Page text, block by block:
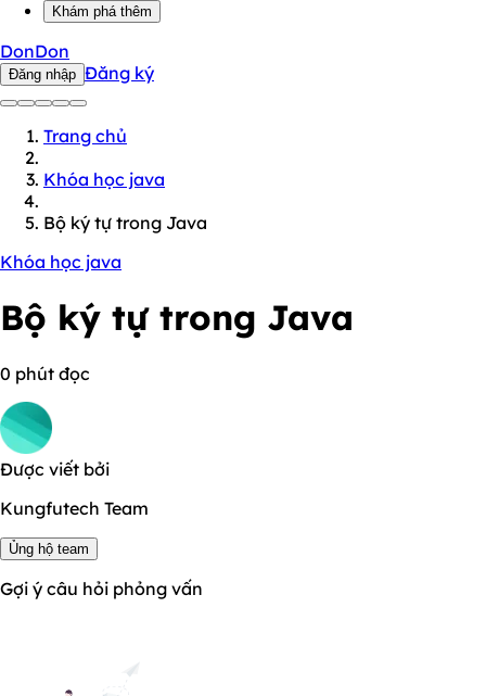
Khám phá thêm
DonDon
Đăng nhập Đăng ký
Trang chủ
Khóa học java
Bộ ký tự trong Java
Khóa học java
Bộ ký tự trong Java
0 phút đọc
Được viết bởi
Kungfutech Team
Ủng hộ team
Gợi ý câu hỏi phỏng vấn